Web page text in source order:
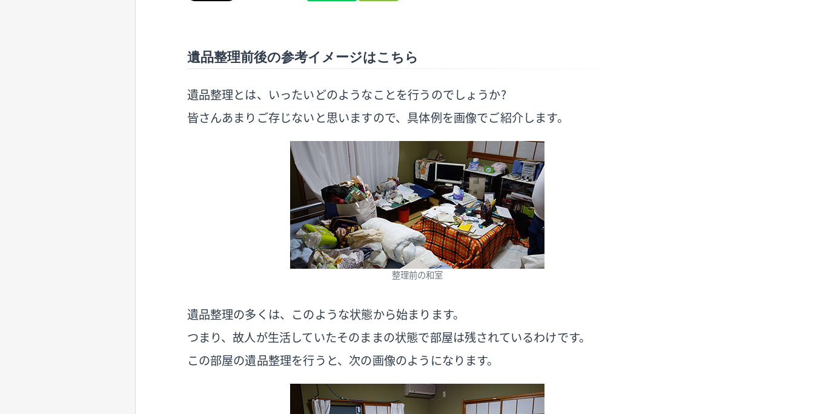
遺品整理前後の参考イメージはこちら
遺品整理とは、いったいどのようなことを行うのでしょうか？
皆さんあまりご存じないと思いますので、具体例を画像でご紹介します。
整理前の和室
遺品整理の多くは、このような状態から始まります。
つまり、故人が生活していたそのままの状態で部屋は残されているわけです。
この部屋の遺品整理を行うと、次の画像のようになります。